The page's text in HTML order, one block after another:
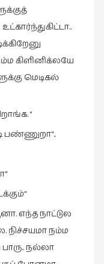
கிளினிக்லயே
மெடிகல்
“
பண்ணுறா“..
எந்த நாட்டுல
நம்ம
நல்லா